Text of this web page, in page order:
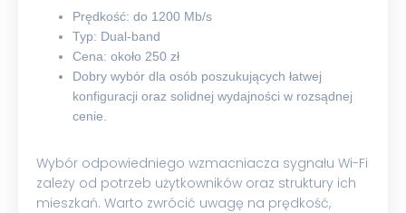
Prędkość: do 1200 Mb/s
Typ: Dual-band
Cena: około 250 zł
Dobry wybór dla osób poszukujących łatwej
konfiguracji oraz solidnej wydajności w rozsądnej
cenie.
Wybór odpowiedniego wzmacniacza sygnału Wi-Fi
zależy od potrzeb użytkowników oraz struktury ich
mieszkań. Warto zwrócić uwagę na prędkość,